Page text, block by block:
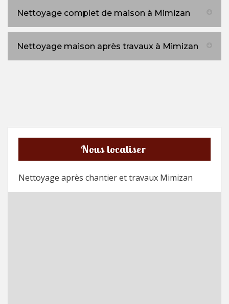
Nettoyage complet de maison à Mimizan
Nettoyage maison après travaux à Mimizan
Nous localiser
Nettoyage après chantier et travaux Mimizan